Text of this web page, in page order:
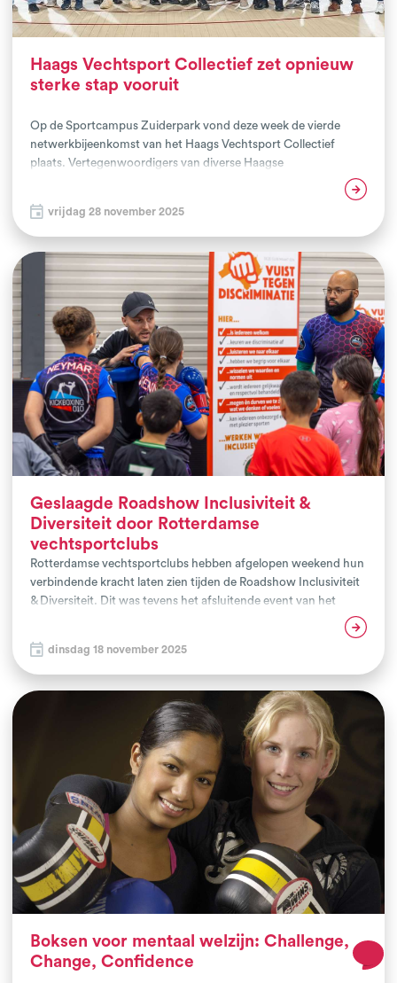
Haags Vechtsport Collectief zet opnieuw
sterke stap vooruit
Op de Sportcampus Zuiderpark vond deze week de vierde
netwerkbijeenkomst van het Haags Vechtsport Collectief
plaats. Vertegenwoordigers van diverse Haagse
vechtsportclubs kwamen samen voor kennisdeling, inspiratie
en een actieve blik op de toekomst van de Haagse vechtsport.
vrijdag 28 november 2025
Geslaagde Roadshow Inclusiviteit &
Diversiteit door Rotterdamse
vechtsportclubs
Rotterdamse vechtsportclubs hebben afgelopen weekend hun
verbindende kracht laten zien tijden de Roadshow Inclusiviteit
& Diversiteit. Dit was tevens het afsluitende event van het
kinderen van omringende basisscholen, acht vechtsportclubs
en betrokken partners Radar, Rotterdam Sportsupport en
3SSport kwamen samen bij Unity ‘99. De middag stond in het
teken van plezier, ontmoeting en de verbindende kracht van
vechtsport. De energie was vanaf het begin positief: kinderen
deden actief mee aan de clinics, clubs stonden stevig in hun rol
en nieuwe ontmoetingen werden op deze manier op een
natuurlijke manier gearrangeerd.
dinsdag 18 november 2025
Boksen voor mentaal welzijn: Challenge,
Change, Confidence